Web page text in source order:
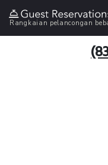
Rangkaian pelancongan